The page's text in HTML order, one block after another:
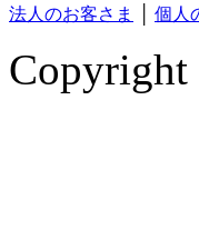
法人のお客さま 個人